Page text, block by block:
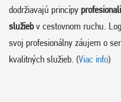
dodržiavajú princípy
služiebv cestovnom ruchu.
svoj profesionálny záujem o
kvalitných služieb. (Viac info)